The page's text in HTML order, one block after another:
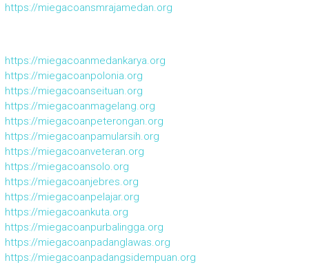
https://miegacoansmrajamedan.org
https://miegacoanmedankarya.org
https://miegacoanpolonia.org
https://miegacoanseituan.org
https://miegacoanmagelang.org
https://miegacoanpeterongan.org
https://miegacoanpamularsih.org
https://miegacoanveteran.org
https://miegacoansolo.org
https://miegacoanjebres.org
https://miegacoanpelajar.org
https://miegacoankuta.org
https://miegacoanpurbalingga.org
https://miegacoanpadanglawas.org
https://miegacoanpadangsidempuan.org